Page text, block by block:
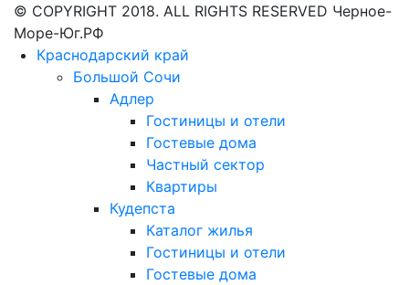
© COPYRIGHT 2018. ALL RIGHTS RESERVED Черное-
Море-Юг.РФ
Краснодарский край
Большой Сочи
Адлер
Гостиницы и отели
Гостевые дома
Частный сектор
Квартиры
Кудепста
Каталог жилья
Гостиницы и отели
Гостевые дома